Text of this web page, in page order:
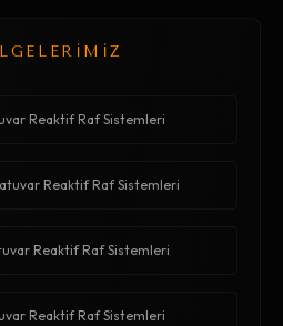
Reaktif Raf Sistemleri
Reaktif Raf Sistemleri
Reaktif Raf Sistemleri
Reaktif Raf Sistemleri